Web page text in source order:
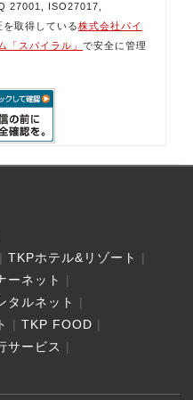
27001, ISO27017,
取得している株式会社パイ
「スパイラル」 で安全に管理
TKPホテル&リゾート
ーネット
タルネット
TKP FOOD
サービス